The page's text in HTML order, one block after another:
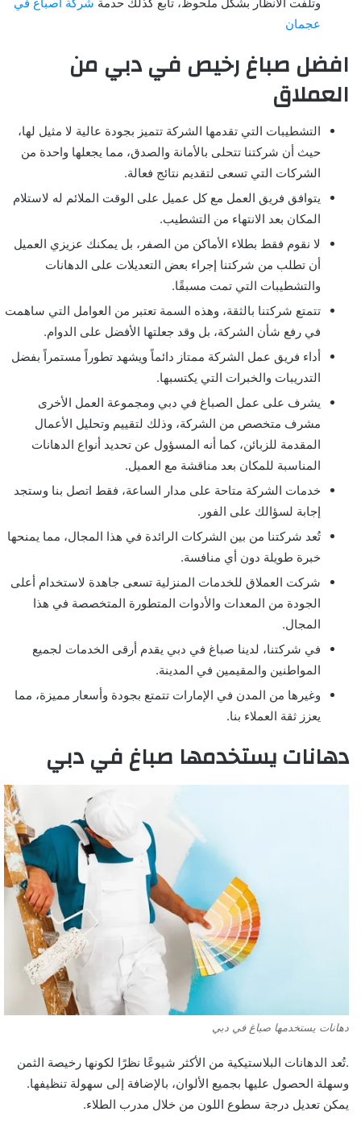
عجمان
افضل صباغ رخيص في دبي من
العملاق
التشطيبات التي تقدمها الشركة تتميز بجودة عالية لا مثيل لها،
حيث أن شركتنا تتحلى بالأمانة والصدق، مما يجعلها واحدة من
الشركات التي تسعى لتقديم نتائج فعالة.
يتوافق فريق العمل مع كل عميل على الوقت الملائم له لاستلام
المكان بعد الانتهاء من التشطيب.
لا نقوم فقط بطلاء الأماكن من الصفر، بل يمكنك عزيزي العميل
أن تطلب من شركتنا إجراء بعض التعديلات على الدهانات
والتشطيبات التي تمت مسبقًا.
تتمتع شركتنا بالثقة، وهذه السمة تعتبر من العوامل التي ساهمت
في رفع شأن الشركة، بل وقد جعلتها الأفضل على الدوام.
أداء فريق عمل الشركة ممتاز دائماً ويشهد تطوراً مستمراً بفضل
التدريبات والخبرات التي يكتسبها.
يشرف على عمل الصباغ في دبي ومجموعة العمل الأخرى
مشرف متخصص من الشركة، وذلك لتقييم وتحليل الأعمال
المقدمة للزبائن، كما أنه المسؤول عن تحديد أنواع الدهانات
المناسبة للمكان بعد مناقشة مع العميل.
خدمات الشركة متاحة على مدار الساعة، فقط اتصل بنا وستجد
إجابة لسؤالك على الفور.
تُعد شركتنا من بين الشركات الرائدة في هذا المجال، مما يمنحها
خبرة طويلة دون أي منافسة.
شركت العملاق للخدمات المنزلية تسعى جاهدة لاستخدام أعلى
الجودة من المعدات والأدوات المتطورة المتخصصة في هذا
المجال.
في شركتنا، لدينا صباغ في دبي يقدم أرقى الخدمات لجميع
المواطنين والمقيمين في المدينة.
وغيرها من المدن في الإمارات تتمتع بجودة وأسعار مميزة، مما
يعزز ثقة العملاء بنا.
دهانات يستخدمها صباغ في دبي
دهانات يستخدمها صباغ في دبي
.تُعد الدهانات البلاستيكية من الأكثر شيوعًا نظرًا لكونها رخيصة الثمن
وسهلة الحصول عليها بجميع الألوان، بالإضافة إلى سهولة تنظيفها.
يمكن تعديل درجة سطوع اللون من خلال مدرب الطلاء.